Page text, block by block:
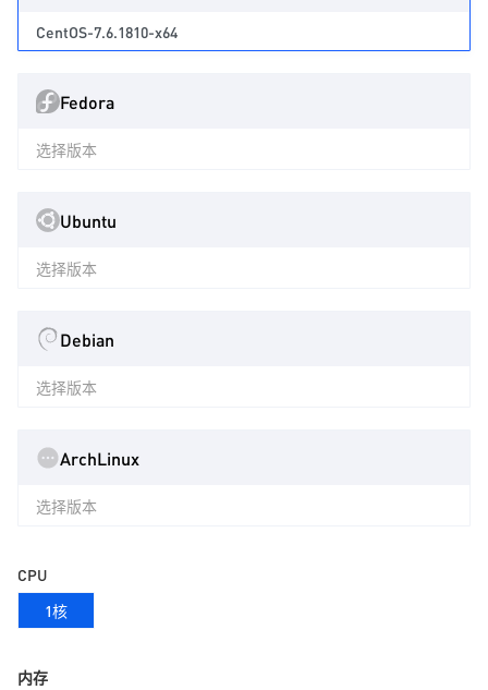
CentOS-7.6.1810-x64
Fedora
选择版本
Ubuntu
选择版本
Debian
选择版本
ArchLinux
选择版本
CPU
1核
内存